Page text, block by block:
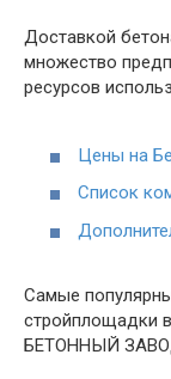
Доставкой
множество
ресурсов
Цены на
Список
Самые
стройплощадки
БЕТОННЫЙ